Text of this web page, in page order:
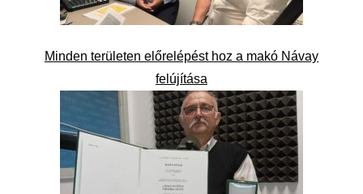
Minden területen előrelépést hoz a makó Návay
felújítása